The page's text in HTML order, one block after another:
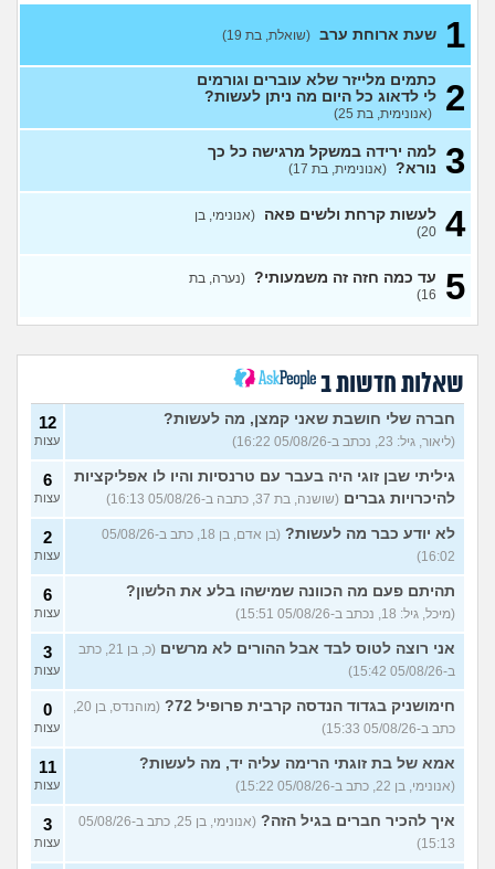
26)
עצות
איך לעזור לאישתי לאהוב את
יש לי נשירת סטרס ואני נכנסת
לשנה קשה יותר מה אני עושה?
(אנונימית מתולתלת, בת 16)
הן לא אוהבות את זה?
(אריה, בן 26)
איך להתמודד עם הערות על
המשקל שלי?
(אישה, בת 21)
על ריח רע מהנרתיק
(אינה,
בת 32)
מהי האינדיקציה ההכי טובה
11
אני מתבייש ולא יודע מה
לעשות בקיץ בים או בריכה
(אנונימי, בן 13)
רופא שיניים נזף בי, דמעתי כל
הטיפול
(תות, בת 34)
6
עד כמה אני מבלבלת בנות
באופן הלבוש שלי והדיבור שלי,
צריכה עצה
(עדן, בת 24)
4
עצות
האם אימוני קליסטניקס באמת
טובים יותר?
(מתלבט, בן 32)
4
עצות
בת 16, והשיער שלי ממש נושר
ואני לא יודעת מה לעשות?
(אליאנה, בת 16)
צלוליט בגיל הנעורים, מה
לעשות? (אנונימית, בת 16)
2
עצות
גבר שעיר או חלק? (מעיין, בן 14) 5
עצות
עוד שאלות חדשות במדור
1 שעת ארוחת ערב (שואלת, בת 19)
2
כתמים מלייזר שלא עוברים וגורמים
לי לדאוג כל היום מה ניתן לעשות?
(אנונימית, בת 25)
3 למה ירידה במשקל מרגישה כל כך
נורא? (אנונימית, בת 17)
4 לעשות קרחת ולשים פאה (אנונימי, בן
20)
5 עד כמה חזה זה משמעותי? (נערה, בת
16)
שאלות חדשות ב
חברה שלי חושבת שאני קמצן, מה לעשות?
(ליאור, גיל: 23, נכתב ב-05/08/26 16:22)
12
עצות
גיליתי שבן זוגי היה בעבר עם טרנסיות והיו לו אפליקציות
להיכרויות גברים (שושנה, בת 37, כתבה ב-05/08/26 16:13)
6
עצות
לא יודע כבר מה לעשות?
(בן אדם, בן 18, כתב ב-05/08/26
16:02)
2
עצות
תהיתם פעם מה הכוונה שמישהו בלע את הלשון?
(מיכל, גיל: 18, נכתב ב-05/08/26 15:51)
6
עצות
אני רוצה לטוס לבד אבל ההורים לא מרשים
(כ, בן 21, כתב
ב-05/08/26 15:42)
3
עצות
חימושניק בגדוד הנדסה קרבית פרופיל 72?
(מוהנדס, בן 20,
כתב ב-05/08/26 15:33)
0
עצות
אמא של בת זוגתי הרימה עליה יד, מה לעשות?
(אנונימי, בן 22, כתב ב-05/08/26 15:22)
11
עצות
איך להכיר חברים בגיל הזה?
(אנונימי, בן 25, כתב ב-05/08/26
15:13)
3
עצות